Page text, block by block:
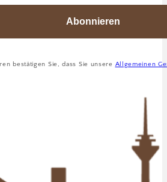
Abonnieren
bestätigen Sie, dass Sie unsere Allgemeinen